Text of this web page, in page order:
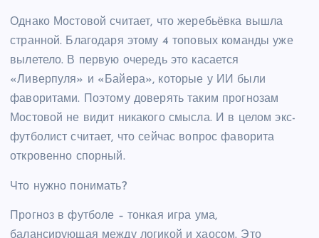
Однако Мостовой считает, что жеребьёвка вышла
странной. Благодаря этому 4 топовых команды уже
вылетело. В первую очередь это касается
«Ливерпуля» и «Байера», которые у ИИ были
фаворитами. Поэтому доверять таким прогнозам
Мостовой не видит никакого смысла. И в целом экс-
футболист считает, что сейчас вопрос фаворита
откровенно спорный.
Что нужно понимать?
Прогноз в футболе – тонкая игра ума,
балансирующая между логикой и хаосом. Это